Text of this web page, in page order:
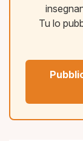
Tu lo